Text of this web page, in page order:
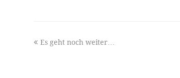
previous
Es geht noch weiter…